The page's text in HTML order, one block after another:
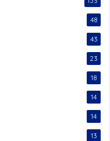
48
43
23
18
14
14
13